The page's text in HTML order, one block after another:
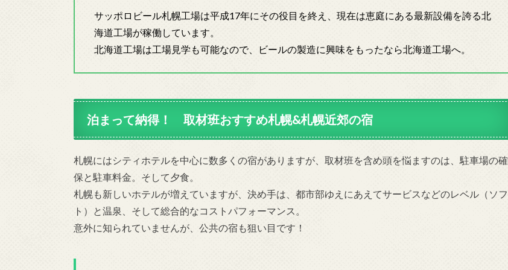
サッポロビール札幌工場は平成17年にその役目を終え、現在は恵庭にある最新設備を誇る北
海道工場が稼働しています。
北海道工場は工場見学も可能なので、ビールの製造に興味をもったなら北海道工場へ。
泊まって納得！ 取材班おすすめ札幌&札幌近郊の宿
札幌にはシティホテルを中心に数多くの宿がありますが、取材班を含め頭を悩ますのは、駐車場の確
保と駐車料金。そして夕食。
札幌も新しいホテルが増えていますが、決め手は、都市部ゆえにあえてサービスなどのレベル（ソフ
ト）と温泉、そして総合的なコストパフォーマンス。
意外に知られていませんが、公共の宿も狙い目です！